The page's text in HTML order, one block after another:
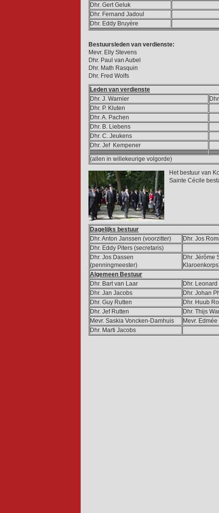
Dhr. Gert Geluk
Dhr. Fernand Jadoul
Dhr. Eddy Bruyère
Bestuursleden van verdienste:
Mevr. Elly Stevens
Dhr. Paul van Aubel
Dhr. Math Rasquin
Dhr. Fred Wolfs
Leden van verdienste
Dhr. J. Warnier
Dhr. P. Kluten
Dhr. A. Pachen
Dhr. B. Liebens
Dhr. C. Jeukens
Dhr. Jef Kempener
(allen in willekeurige volgorde)
Het bestuur van
Sainte Cécile
Dagelijks bestuur
Dhr. Anton Janssen (voorzitter)
Dhr. Jos
Dhr. Eddy Piters (secretaris)
Dhr. Jos Dassen
(penningmeester)
Dhr. Jérôme
Algemeen Bestuur
Dhr. Bart van Laar
Dhr.
Dhr. Jan Jacobs
Dhr. Johan
Dhr. Guy Rutten
Dhr. Huub
Dhr. Jef Rutten
Dhr. Thijs
Mevr. Saskia Voncken-Damhuis
Mevr.
Dhr. Marti Jacobs